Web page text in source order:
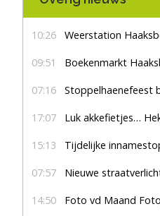
10:26 Weerstation
09:51 Boekenmarkt Haaksbergen
07:16 Stoppelhaenefeest
17:07 Luk akkefietjes…
15:13 Tijdelijke
07:57 Nieuwe
14:50 Foto vd Maand